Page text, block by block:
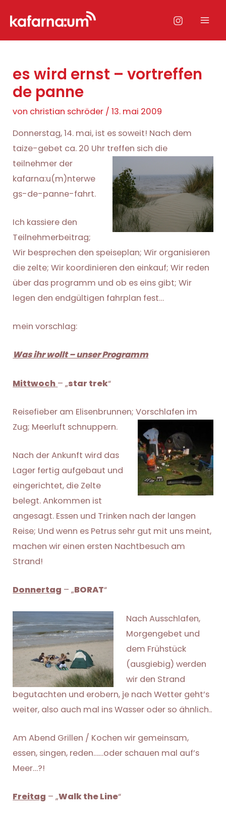
Inhalt
es wird ernst – vortreffen
de panne
von christian schröder /13. mai 2009
Donnerstag, 14. mai, ist es soweit! Nach dem
taize-gebet ca. 20 Uhr treffen sich die
teilnehmer der
kafarna:u(m)nterwe
gs-de-panne-fahrt.
Ich kassiere den
Teilnehmerbeitrag;
Wir besprechen den speiseplan; Wir organisieren
die zelte; Wir koordinieren den einkauf; Wir reden
über das programm und ob es eins gibt; Wir
legen den endgültigen fahrplan fest…
mein vorschlag:
Was ihr wollt – unser Programm
Mittwoch – „star trek“
Reisefieber am Elisenbrunnen; Vorschlafen im
Zug; Meerluft schnuppern.
Nach der Ankunft wird das
Lager fertig aufgebaut und
eingerichtet, die Zelte
belegt. Ankommen ist
angesagt. Essen und Trinken nach der langen
Reise; Und wenn es Petrus sehr gut mit uns meint,
machen wir einen ersten Nachtbesuch am
Strand!
Donnertag – „BORAT“
Nach Ausschlafen,
Morgengebet und
dem Frühstück
(ausgiebig) werden
wir den Strand
begutachten und erobern, je nach Wetter geht’s
weiter, also auch mal ins Wasser oder so ähnlich..
Am Abend Grillen / Kochen wir gemeinsam,
essen, singen, reden……oder schauen mal auf’s
Meer…?!
Freitag – „Walk the Line“